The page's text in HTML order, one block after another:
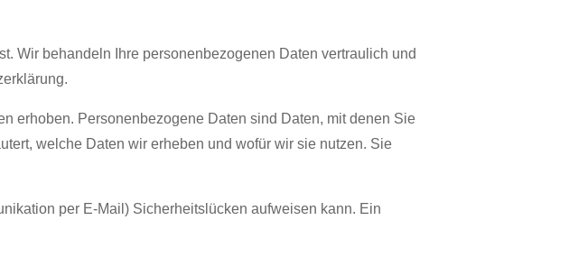
Wir behandeln Ihre personenbezogenen Daten vertraulich und
erhoben. Personenbezogene Daten sind Daten, mit denen Sie
welche Daten wir erheben und wofür wir sie nutzen. Sie
per E-Mail) Sicherheitslücken aufweisen kann. Ein